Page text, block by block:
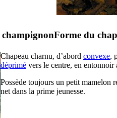
Forme du
Chapeau charnu, d’abord convexe,
déprimé vers le centre, en entonnoir
Possède toujours un petit mamelon
net dans la prime jeunesse.